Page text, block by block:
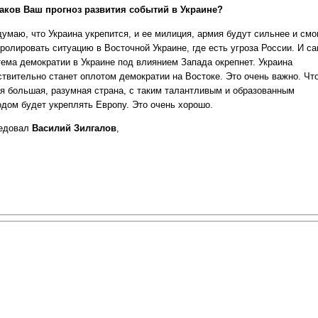
Ваш прогноз развития событий в Украине?
что Украина укрепится, и ее милиция, армия будут сильнее и
ситуацию в Восточной Украине, где есть угроза России. И
демократии в Украине под влиянием Запада окрепнет. Украина
станет оплотом демократии на Востоке. Это очень важно.
большая, разумная страна, с таким талантливым и образованным
будет укреплять Европу. Это очень хорошо.
Василий Зилгалов